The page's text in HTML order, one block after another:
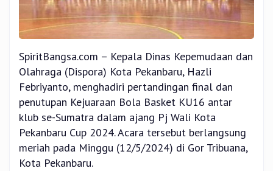
SpiritBangsa.com – Kepala Dinas Kepemudaan dan
Olahraga (Dispora) Kota Pekanbaru, Hazli
Febriyanto, menghadiri pertandingan final dan
penutupan Kejuaraan Bola Basket KU16 antar
klub se-Sumatra dalam ajang Pj Wali Kota
Pekanbaru Cup 2024. Acara tersebut berlangsung
meriah pada Minggu (12/5/2024) di Gor Tribuana,
Kota Pekanbaru.